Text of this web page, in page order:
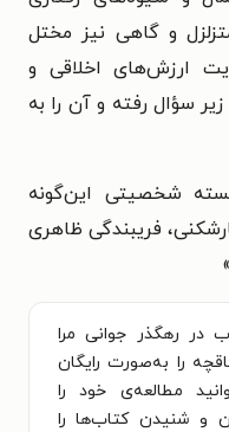
و گاهی نیز مختل
ارزش‌های اخلاقی و
زير سؤال رفته و آن را به
شخصیتی اين‌گونه
فريبندگی ظاهری
»
در رهگذر جوانی مرا
را به‌صورت رایگان
مطالعه‌ی خود را
و شنیدن کتاب‌ها را